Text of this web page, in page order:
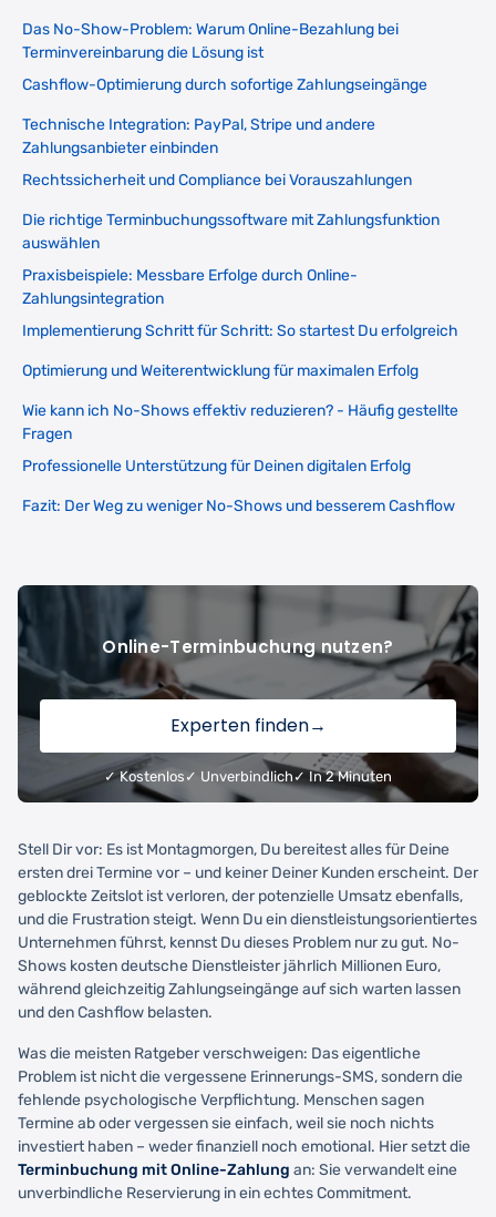
Das No-Show-Problem: Warum Online-Bezahlung bei
Terminvereinbarung die Lösung ist
Cashflow-Optimierung durch sofortige Zahlungseingänge
Technische Integration: PayPal, Stripe und andere
Zahlungsanbieter einbinden
Rechtssicherheit und Compliance bei Vorauszahlungen
Die richtige Terminbuchungssoftware mit Zahlungsfunktion
auswählen
Praxisbeispiele: Messbare Erfolge durch Online-
Zahlungsintegration
Implementierung Schritt für Schritt: So startest Du erfolgreich
Optimierung und Weiterentwicklung für maximalen Erfolg
Wie kann ich No-Shows effektiv reduzieren? - Häufig gestellte
Fragen
Professionelle Unterstützung für Deinen digitalen Erfolg
Fazit: Der Weg zu weniger No-Shows und besserem Cashflow
Online-Terminbuchung nutzen?
Experten finden→
✓ Kostenlos ✓ Unverbindlich ✓ In 2 Minuten
Stell Dir vor: Es ist Montagmorgen, Du bereitest alles für Deine
ersten drei Termine vor – und keiner Deiner Kunden erscheint. Der
geblockte Zeitslot ist verloren, der potenzielle Umsatz ebenfalls,
und die Frustration steigt. Wenn Du ein dienstleistungsorientiertes
Unternehmen führst, kennst Du dieses Problem nur zu gut. No-
Shows kosten deutsche Dienstleister jährlich Millionen Euro,
während gleichzeitig Zahlungseingänge auf sich warten lassen
und den Cashflow belasten.
Was die meisten Ratgeber verschweigen: Das eigentliche
Problem ist nicht die vergessene Erinnerungs-SMS, sondern die
fehlende psychologische Verpflichtung. Menschen sagen
Termine ab oder vergessen sie einfach, weil sie noch nichts
investiert haben – weder finanziell noch emotional. Hier setzt die
Terminbuchung mit Online-Zahlung an: Sie verwandelt eine
unverbindliche Reservierung in ein echtes Commitment.